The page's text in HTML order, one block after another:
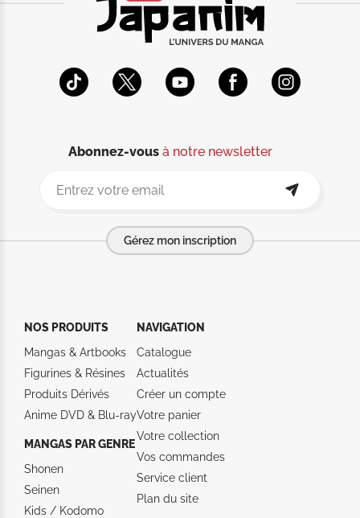
Abonnez-vousà notre newsletter
Gérez mon inscription
NOS PRODUITS
Mangas & Artbooks
Figurines & Résines
Produits Dérivés
Anime DVD & Blu‑ray
MANGAS PAR GENRE
Shonen
Seinen
Kids / Kodomo
NAVIGATION
Catalogue
Actualités
Créer un compte
Votre panier
Votre collection
Vos commandes
Service client
Plan du site